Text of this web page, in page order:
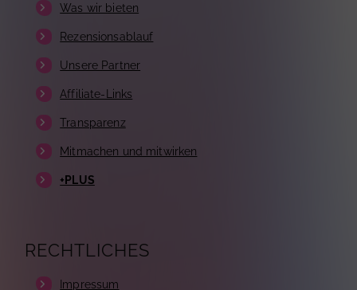
Was wir bieten
Rezensionsablauf
Unsere Partner
Affiliate-Links
Transparenz
Mitmachen und mitwirken
+PLUS
RECHTLICHES
Impressum